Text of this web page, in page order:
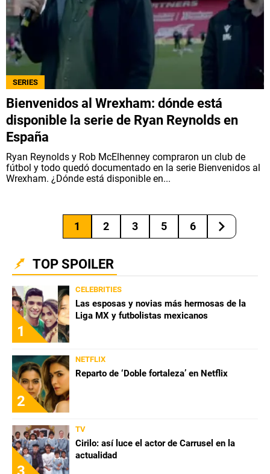
SERIES
Bienvenidos al Wrexham: dónde está
disponible la serie de Ryan Reynolds en
España
Ryan Reynolds y Rob McElhenney compraron un club de
fútbol y todo quedó documentado en la serie Bienvenidos al
Wrexham. ¿Dónde está disponible en...
1 2 3 5 6
TOP SPOILER
1
CELEBRITIES
Las esposas y novias más hermosas de la
Liga MX y futbolistas mexicanos
2
NETFLIX
Reparto de ‘Doble fortaleza’ en Netflix
TV
Cirilo: así luce el actor de Carrusel en la
actualidad